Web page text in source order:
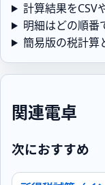
計算結果をCSV
明細はどの順番
簡易版の税計算
関連電卓
次におすすめ